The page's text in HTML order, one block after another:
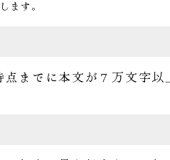
ます。
までに本文が７万文字以